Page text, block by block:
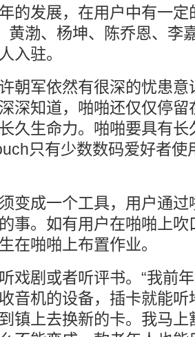
的发展，在用户中有一
黄渤、杨坤、陈乔恩、李
入驻。
朝军依然有很深的忧患
深知道，啪啪还仅仅停留
久生命力。啪啪要具有
只有少数数码爱好者使
变成一个工具，用户通
事。如有用户在啪啪上
在啪啪上布置作业。
戏剧或者听评书。“我前
音机的设备，插卡就能
镇上去换新的卡。我马上